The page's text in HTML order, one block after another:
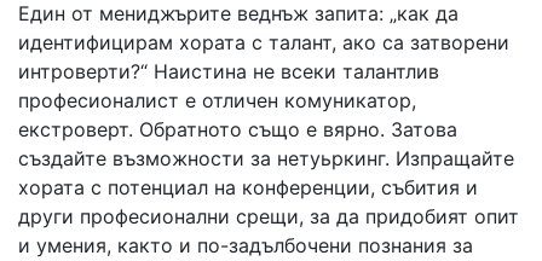
Един от мениджърите веднъж запита: „как да
идентифицирам хората с талант, ако са затворени
интроверти?“ Наистина не всеки талантлив
професионалист е отличен комуникатор,
екстроверт. Обратното също е вярно. Затова
създайте възможности за нетуьркинг. Изпращайте
хората с потенциал на конференции, събития и
други професионални срещи, за да придобият опит
и умения, както и по-задълбочени познания за